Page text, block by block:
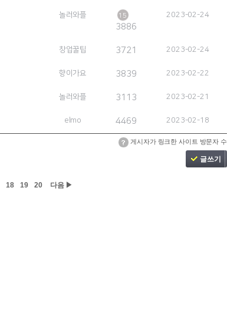
놀러와플 15
3886
2023-02-24
창업꿀팁 3721 2023-02-24
향이가요 3839 2023-02-22
놀러와플 3113 2023-02-21
elmo 4469 2023-02-18
게시자가 링크한 사이트 방문자 수
글쓰기
18 19 20 다음 ▶